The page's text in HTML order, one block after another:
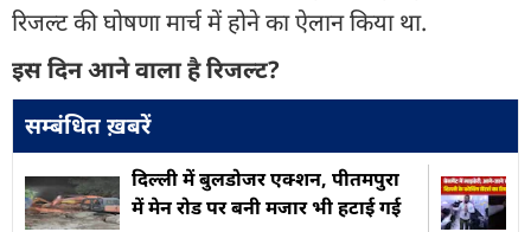
रिजल्ट की घोषणा मार्च में होने का ऐलान किया था.
इस दिन आने वाला है रिजल्ट?
सम्बंधित ख़बरें
दिल्ली में बुलडोजर एक्शन, पीतमपुरा
में मेन रोड पर बनी मजार भी हटाई गई